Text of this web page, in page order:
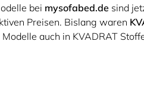
bei mysofabed.de sind
Preisen. Bislang waren
auch in KVADRAT